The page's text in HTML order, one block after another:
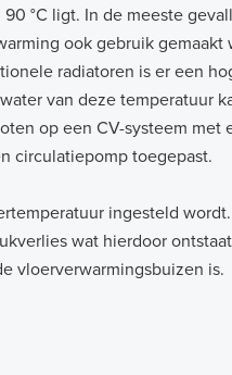
°C ligt. In de meeste
ook gebruik
radiatoren is er een
van deze temperatuur
op een CV-systeem met
circulatiepomp toegepast.
ingesteld
wat hierdoor
vloerverwarmingsbuizen is.